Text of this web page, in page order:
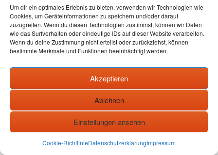
Um dir ein optimales Erlebnis zu bieten, verwenden wir Technologien wie
Cookies, um Geräteinformationen zu speichern und/oder darauf
zuzugreifen. Wenn du diesen Technologien zustimmst, können wir Daten
wie das Surfverhalten oder eindeutige IDs auf dieser Website verarbeiten.
Wenn du deine Zustimmung nicht erteilst oder zurückziehst, können
bestimmte Merkmale und Funktionen beeinträchtigt werden.
Akzeptieren
Ablehnen
Einstellungen ansehen
Cookie-RichtlinieDatenschutzerklärungImpressum
Impressum
Login
Cookie-Richtlinie (EU)